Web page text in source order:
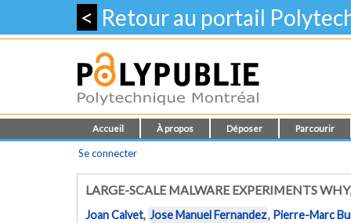
< Retour au portail
Accueil À propos Déposer Parcourir
Se connecter
LARGE-SCALE MALWARE EXPERIMENTS
Joan Calvet, Jose Manuel Fernandez, Pierre-Marc